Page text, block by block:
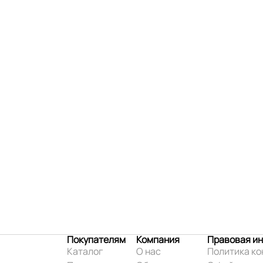
Покупателям
Каталог
Компания
О нас
Правовая
Политика